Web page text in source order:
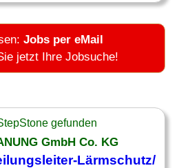
Jobs per eMail
jetzt Ihre Jobsuche!
gefunden
GmbH Co. KG
Lärmschutz/